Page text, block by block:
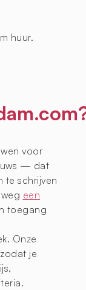
huur.
voor
— dat
te schrijven
een
toegang
Onze
je